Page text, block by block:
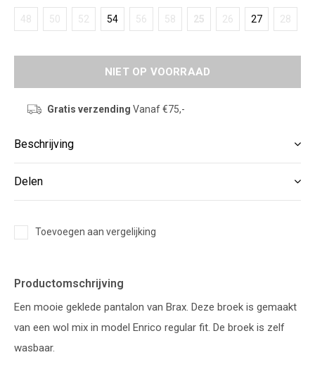
48 50 52 54 56 58 25 26 27 28
NIET OP VOORRAAD
Gratis verzending Vanaf €75,-
Beschrijving
Delen
Toevoegen aan vergelijking
Productomschrijving
Een mooie geklede pantalon van Brax. Deze broek is gemaakt
van een wol mix in model Enrico regular fit. De broek is zelf
wasbaar.